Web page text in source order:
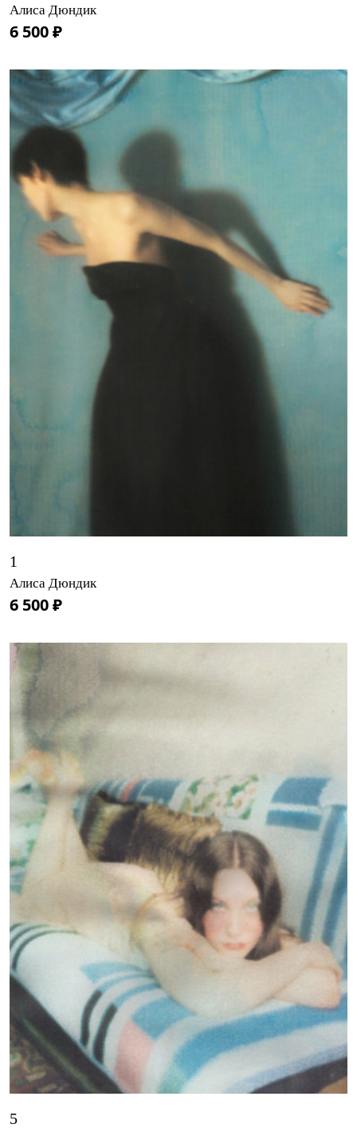
Алиса Дюндик
6 500 ₽
1
Алиса Дюндик
6 500 ₽
5